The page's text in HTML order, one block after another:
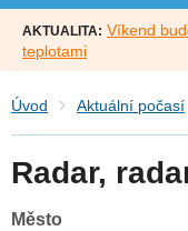
AKTUALITA: Víkend
teplotami
Úvod Aktuální počasí
Radar,
Město